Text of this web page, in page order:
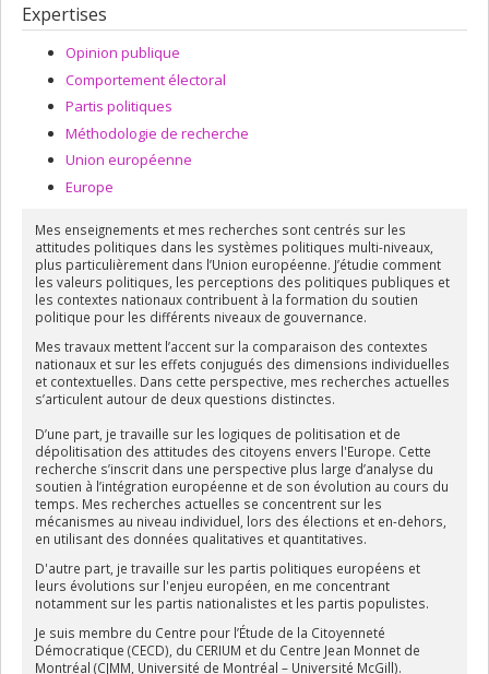
Expertises
Opinion publique
Comportement électoral
Partis politiques
Méthodologie de recherche
Union européenne
Europe
Mes enseignements et mes recherches sont centrés sur les
attitudes politiques dans les systèmes politiques multi-niveaux,
plus particulièrement dans l’Union européenne. J’étudie comment
les valeurs politiques, les perceptions des politiques publiques et
les contextes nationaux contribuent à la formation du soutien
politique pour les différents niveaux de gouvernance.
Mes travaux mettent l’accent sur la comparaison des contextes
nationaux et sur les effets conjugués des dimensions individuelles
et contextuelles. Dans cette perspective, mes recherches actuelles
s’articulent autour de deux questions distinctes.
D’une part, je travaille sur les logiques de politisation et de
dépolitisation des attitudes des citoyens envers l'Europe. Cette
recherche s’inscrit dans une perspective plus large d’analyse du
soutien à l’intégration européenne et de son évolution au cours du
temps. Mes recherches actuelles se concentrent sur les
mécanismes au niveau individuel, lors des élections et en-dehors,
en utilisant des données qualitatives et quantitatives.
D'autre part, je travaille sur les partis politiques européens et
leurs évolutions sur l'enjeu européen, en me concentrant
notamment sur les partis nationalistes et les partis populistes.
Je suis membre du Centre pour l’Étude de la Citoyenneté
Démocratique (CECD), du CERIUM et du Centre Jean Monnet de
Montréal (CJMM, Université de Montréal – Université McGill).